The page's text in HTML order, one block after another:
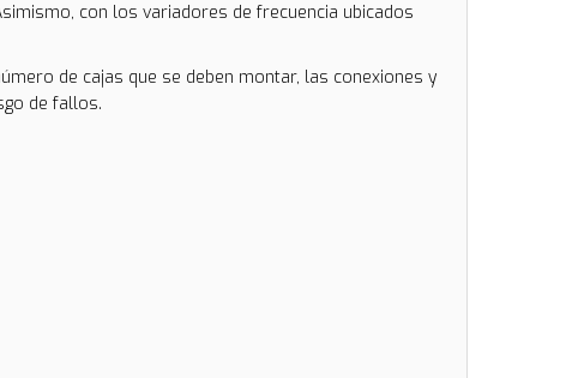
con los variadores de frecuencia ubicados
de cajas que se deben montar, las conexiones y
de fallos.